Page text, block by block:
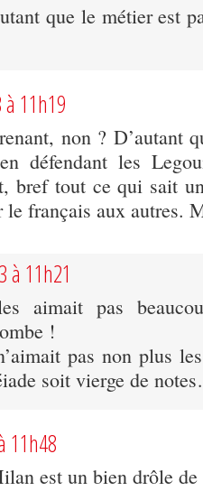
que le métier est
11h19
non ? D’autant
défendant les
bref tout ce qui sait
le français aux autres.
à 11h21
aimait pas
!
pas non plus
soit vierge de
11h48
est un bien drôle